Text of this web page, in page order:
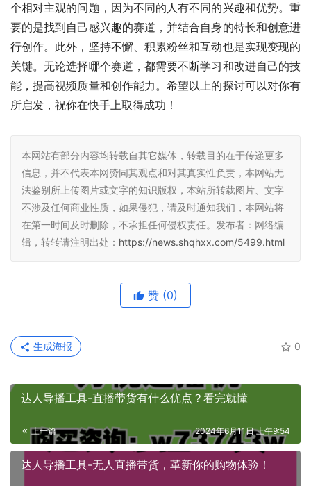
个相对主观的问题，因为不同的人有不同的兴趣和优势。重
要的是找到自己感兴趣的赛道，并结合自身的特长和创意进
行创作。此外，坚持不懈、积累粉丝和互动也是实现变现的
关键。无论选择哪个赛道，都需要不断学习和改进自己的技
能，提高视频质量和创作能力。希望以上的探讨可以对你有
所启发，祝你在快手上取得成功！
本网站有部分内容均转载自其它媒体，转载目的在于传递更多
信息，并不代表本网赞同其观点和对其真实性负责，本网站无
法鉴别所上传图片或文字的知识版权，本站所转载图片、文字
不涉及任何商业性质，如果侵犯，请及时通知我们，本网站将
在第一时间及时删除，不承担任何侵权责任。发布者：网络编
辑，转转请注明出处： https://news.shqhxx.com/5499.html
赞 (0)
0
生成海报
达人导播工具-直播带货有什么优点？看完就懂
上一篇 2024年6月11日 上午9:54
达人导播工具-无人直播带货，革新你的购物体验！